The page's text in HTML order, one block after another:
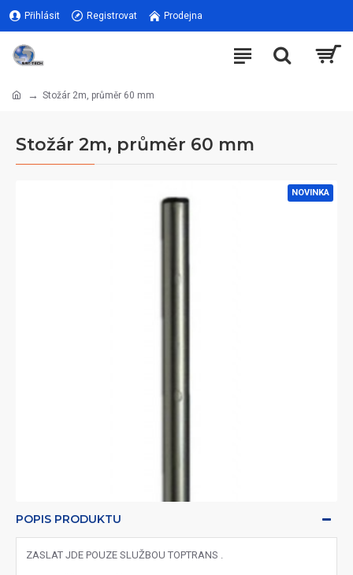
Přihlásit Registrovat Prodejna
Stožár 2m, průměr 60 mm
Stožár 2m, průměr 60 mm
NOVINKA
POPIS PRODUKTU
ZASLAT JDE POUZE SLUŽBOU TOPTRANS .